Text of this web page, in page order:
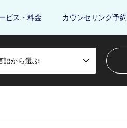
ビス・料金 カウンセリング予約
語から選ぶ